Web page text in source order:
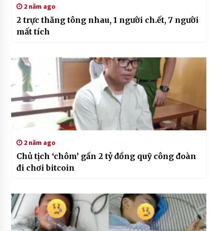
2 năm ago
2 trực thăng tông nhau, 1 người ch.ết, 7 người
mất tích
2 năm ago
Chủ tịch ‘chôm’ gần 2 tỷ đồng quỹ công đoàn
đi chơi bitcoin